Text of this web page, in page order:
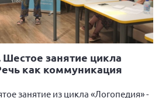
Шестое занятие цикла
как коммуникация
занятие из цикла «Логопедия» -